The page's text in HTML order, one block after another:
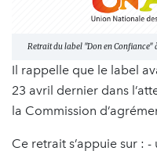
Retrait du label "Don en Confiance"
Il rappelle que le label
23 avril dernier dans
la Commission
Ce retrait s’appuie sur :